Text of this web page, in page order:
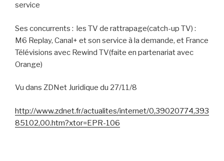
service
Ses concurrents : les TV de rattrapage(catch-up TV) :
M6 Replay, Canal+ et son service à la demande, et France
Télévisions avec Rewind TV(faite en partenariat avec
Orange)
Vu dans ZDNet Juridique du 27/11/8
http://www.zdnet.fr/actualites/internet/0,39020774,393
85102,00.htm?xtor=EPR-106